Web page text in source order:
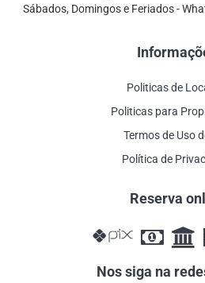
Sábados, Domingos e Feriados -
Politicas de
Politicas para
Termos de Uso
Política de
Reserva
Nos siga na